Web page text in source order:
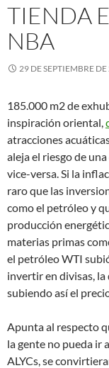
TIENDA
NBA
29 DE SEPTIEMBRE
185.000 m2 de
inspiración oriental,
atracciones
aleja el riesgo de
vice-versa. Si la
raro que las
como el petróleo y
producción
materias primas
el petróleo WTI
invertir en divisas,
subiendo así el
Apunta al respecto
la gente no pueda ir
ALYCs, se